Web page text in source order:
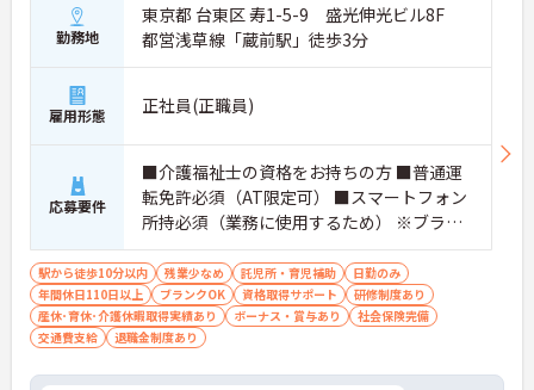
勤務地
東京都 台東区 寿1-5-9 盛光伸光ビル8F
都営浅草線「蔵前駅」徒歩3分
雇用形態 正社員(正職員)
応募要件
■介護福祉士の資格をお持ちの方 ■普通運
転免許必須（AT限定可） ■スマートフォン
所持必須（業務に使用するため） ※ブラン
ク可
駅から徒歩10分以内 残業少なめ 託児所・育児補助
日勤のみ
年間休日110日以上
ブランクOK 資格取得サポート
研修制度あり
産休･育休･介護休暇取得実績あり
ボーナス・賞与あり
社会保険完備
交通費支給
退職金制度あり